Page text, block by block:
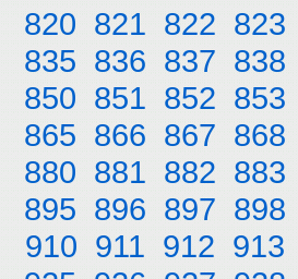
820 821 822 823
835 836 837 838
850 851 852 853
865 866 867 868
880 881 882 883
895 896 897 898
910 911 912 913